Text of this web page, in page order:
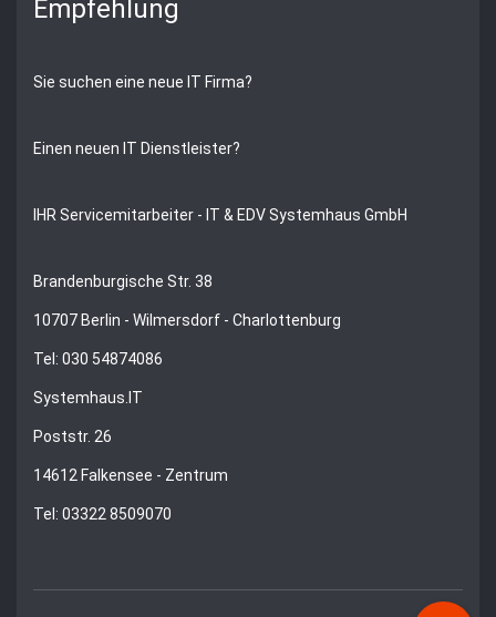
Empfehlung
Sie suchen eine neue IT Firma?
Einen neuen IT Dienstleister?
IHR Servicemitarbeiter - IT & EDV Systemhaus GmbH
Brandenburgische Str. 38
10707 Berlin - Wilmersdorf - Charlottenburg
Tel: 030 54874086
Systemhaus.IT
Poststr. 26
14612 Falkensee - Zentrum
Tel: 03322 8509070